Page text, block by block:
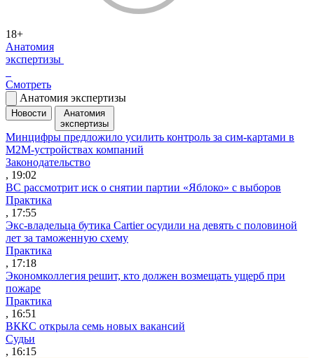
18+
Анатомия
экспертизы
Смотреть
Анатомия экспертизы
Новости
Анатомия
экспертизы
Минцифры предложило усилить контроль за сим-картами в
M2M-устройствах компаний
Законодательство
, 19:02
ВС рассмотрит иск о снятии партии «Яблоко» с выборов
Практика
, 17:55
Экс-владельца бутика Cartier осудили на девять с половиной
лет за таможенную схему
Практика
, 17:18
Экономколлегия решит, кто должен возмещать ущерб при
пожаре
Практика
, 16:51
ВККС открыла семь новых вакансий
Судьи
, 16:15